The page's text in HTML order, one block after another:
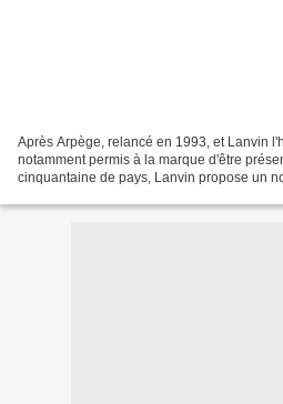
Après Arpège, relancé en 1993, et Lanvin
notamment permis à la marque d'être
cinquantaine de pays, Lanvin propose un